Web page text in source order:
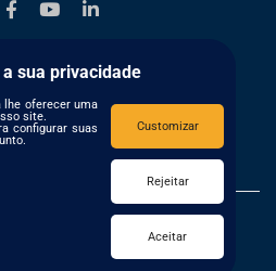
e Tecnologia
sua privacidade
lhe oferecer uma
site.
configurar suas
Customizar
Rejeitar
Aceitar